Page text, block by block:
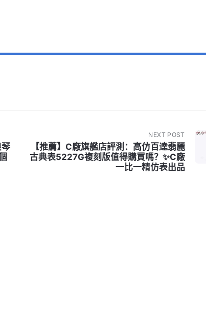
NEXT POST
【推薦】C廠旗艦店評測：高仿百達翡麗
古典表5227G複刻版值得購買嗎？✨C廠
一比一精仿表出品